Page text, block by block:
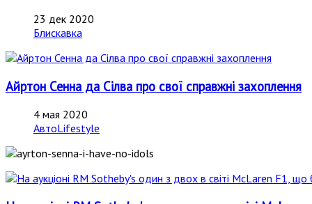
23 дек 2020
Блискавка
Айртон Сенна да Сілва про свої справжні захоплення
4 мая 2020
АвтоLifestyle